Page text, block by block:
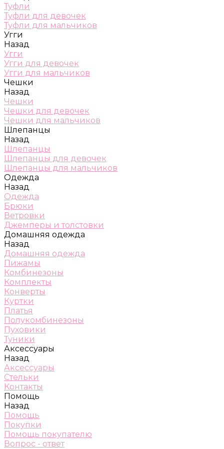
Туфли
Туфли для девочек
Туфли для мальчиков
Угги
Назад
Угги
Угги для девочек
Угги для мальчиков
Чешки
Назад
Чешки
Чешки для девочек
Чешки для мальчиков
Шлепанцы
Назад
Шлепанцы
Шлепанцы для девочек
Шлепанцы для мальчиков
Одежда
Назад
Одежда
Брюки
Ветровки
Джемперы и толстовки
Домашняя одежда
Назад
Домашняя одежда
Пижамы
Комбинезоны
Комплекты
Конверты
Куртки
Платья
Полукомбинезоны
Пуховики
Туники
Аксессуары
Назад
Аксессуары
Стельки
Контакты
Помощь
Назад
Помощь
Покупки
Помощь покупателю
Вопрос - ответ